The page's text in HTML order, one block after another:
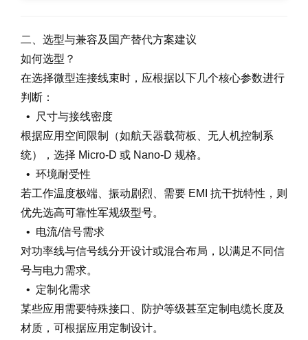
二、选型与兼容及国产替代方案建议
如何选型？
在选择微型连接线束时，应根据以下几个核心参数进行
判断：
• 尺寸与接线密度
根据应用空间限制（如航天器载荷板、无人机控制系
统），选择 Micro-D 或 Nano-D 规格。
• 环境耐受性
若工作温度极端、振动剧烈、需要 EMI 抗干扰特性，则
优先选高可靠性军规级型号。
• 电流/信号需求
对功率线与信号线分开设计或混合布局，以满足不同信
号与电力需求。
• 定制化需求
某些应用需要特殊接口、防护等级甚至定制电缆长度及
材质，可根据应用定制设计。